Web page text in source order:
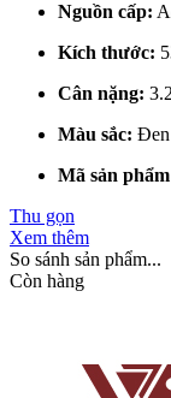
Nguồn cấp:
Kích thước:
Cân nặng:
Màu sắc:
Mã sản
Thu gọn
Xem thêm
So sánh sản phẩm...
Còn hàng